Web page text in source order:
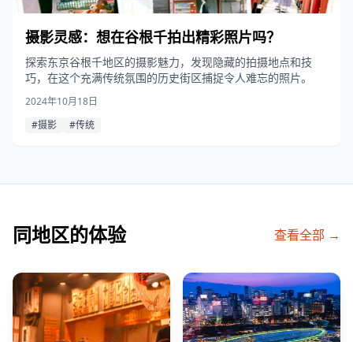
摄影灵感：想在谷根千拍出精彩照片吗？
探索东京谷根千地区的摄影魅力，发现隐藏的拍摄地点和技
巧，在这个充满传统氛围的历史街区捕捉令人难忘的照片。
2024年10月18日
#摄影
#传统
同地区的体验 查看全部 →